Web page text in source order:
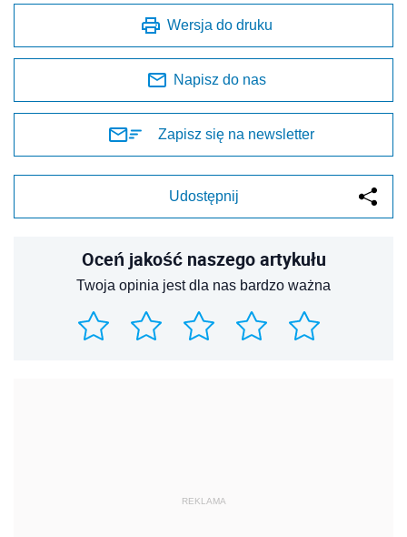
Wersja do druku
Napisz do nas
Zapisz się na newsletter
Udostępnij
Oceń jakość naszego artykułu
Twoja opinia jest dla nas bardzo ważna
REKLAMA